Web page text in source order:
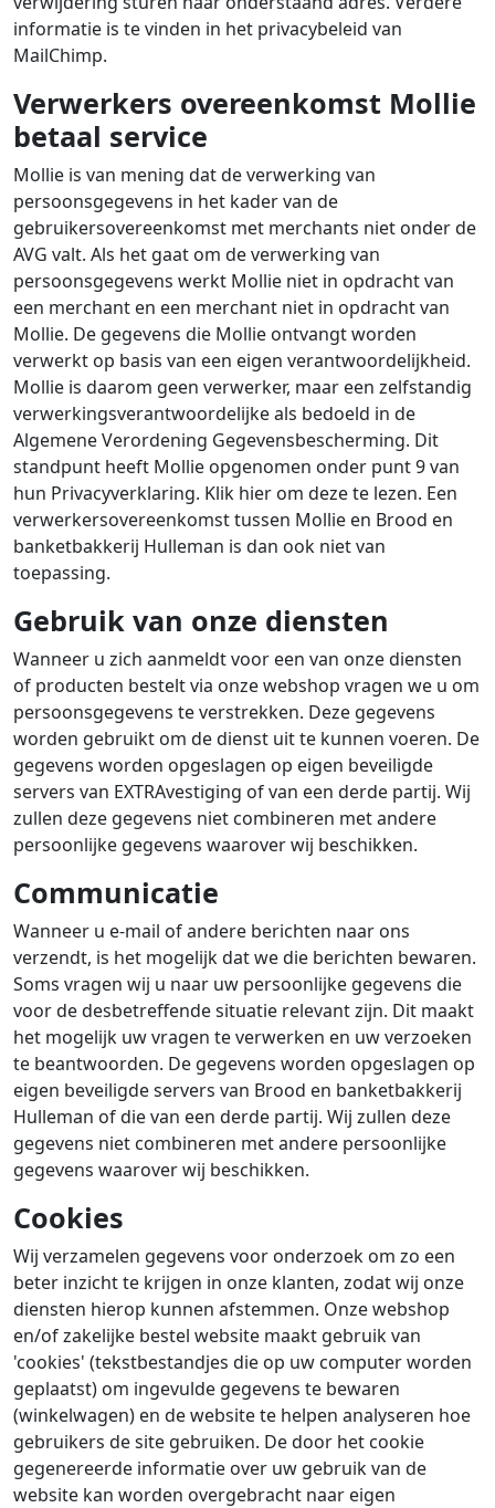
informatie is te vinden in het privacybeleid van
MailChimp.
Verwerkers overeenkomst Mollie
betaal service
Mollie is van mening dat de verwerking van
persoonsgegevens in het kader van de
gebruikersovereenkomst met merchants niet onder de
AVG valt. Als het gaat om de verwerking van
persoonsgegevens werkt Mollie niet in opdracht van
een merchant en een merchant niet in opdracht van
Mollie. De gegevens die Mollie ontvangt worden
verwerkt op basis van een eigen verantwoordelijkheid.
Mollie is daarom geen verwerker, maar een zelfstandig
verwerkingsverantwoordelijke als bedoeld in de
Algemene Verordening Gegevensbescherming. Dit
standpunt heeft Mollie opgenomen onder punt 9 van
hun Privacyverklaring. Klik hier om deze te lezen. Een
verwerkersovereenkomst tussen Mollie en Brood en
banketbakkerij Hulleman is dan ook niet van
toepassing.
Gebruik van onze diensten
Wanneer u zich aanmeldt voor een van onze diensten
of producten bestelt via onze webshop vragen we u om
persoonsgegevens te verstrekken. Deze gegevens
worden gebruikt om de dienst uit te kunnen voeren. De
gegevens worden opgeslagen op eigen beveiligde
servers van EXTRAvestiging of van een derde partij. Wij
zullen deze gegevens niet combineren met andere
persoonlijke gegevens waarover wij beschikken.
Communicatie
Wanneer u e-mail of andere berichten naar ons
verzendt, is het mogelijk dat we die berichten bewaren.
Soms vragen wij u naar uw persoonlijke gegevens die
voor de desbetreffende situatie relevant zijn. Dit maakt
het mogelijk uw vragen te verwerken en uw verzoeken
te beantwoorden. De gegevens worden opgeslagen op
eigen beveiligde servers van Brood en banketbakkerij
Hulleman of die van een derde partij. Wij zullen deze
gegevens niet combineren met andere persoonlijke
gegevens waarover wij beschikken.
Cookies
Wij verzamelen gegevens voor onderzoek om zo een
beter inzicht te krijgen in onze klanten, zodat wij onze
diensten hierop kunnen afstemmen. Onze webshop
en/of zakelijke bestel website maakt gebruik van
'cookies' (tekstbestandjes die op uw computer worden
geplaatst) om ingevulde gegevens te bewaren
(winkelwagen) en de website te helpen analyseren hoe
gebruikers de site gebruiken. De door het cookie
gegenereerde informatie over uw gebruik van de
website kan worden overgebracht naar eigen